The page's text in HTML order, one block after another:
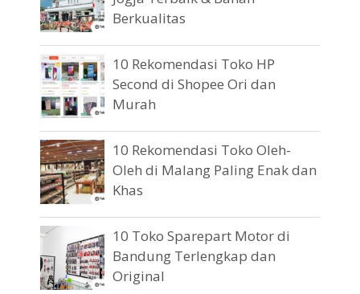
Berkualitas
10 Rekomendasi Toko HP
Second di Shopee Ori dan
Murah
10 Rekomendasi Toko Oleh-
Oleh di Malang Paling Enak dan
Khas
10 Toko Sparepart Motor di
Bandung Terlengkap dan
Original